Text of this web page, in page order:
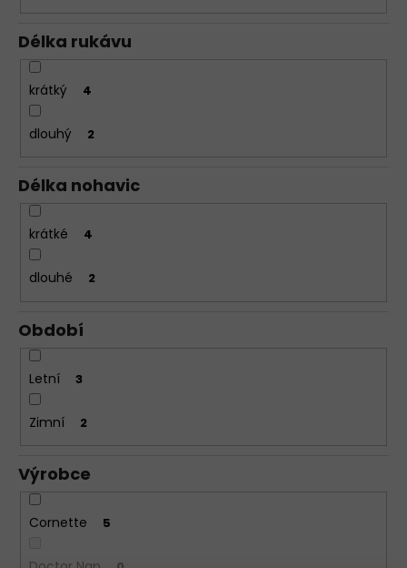
Délka rukávu
krátký 4
dlouhý 2
Délka nohavic
krátké 4
dlouhé 2
Období
Letní 3
Zimní 2
Výrobce
Cornette 5